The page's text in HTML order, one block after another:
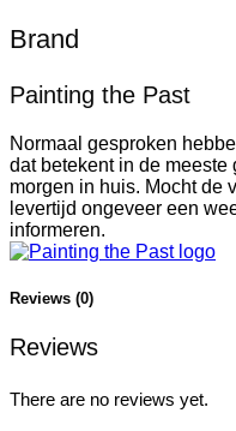
Brand
Painting the Past
Normaal gesproken
dat betekent in de
morgen in huis. Mocht de
levertijd ongeveer een
informeren.
Reviews (0)
Reviews
There are no reviews yet.